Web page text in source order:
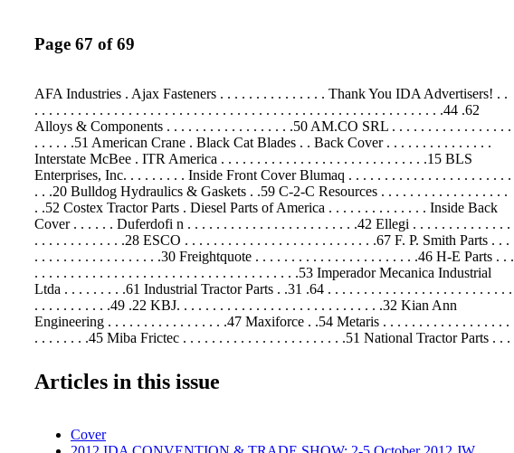
Page 67 of 69
AFA Industries . Ajax Fasteners . . . . . . . . . . . . . . . Thank You IDA Advertisers! . .
. . . . . . . . . . . . . . . . . . . . . . . . . . . . . . . . . . . . . . . . . . . . . . . . . . . . . . . . .44 .62
Alloys & Components . . . . . . . . . . . . . . . . . .50 AM.CO SRL . . . . . . . . . . . . . . . . .
. . . . . .51 American Crane . Black Cat Blades . . Back Cover . . . . . . . . . . . . . . .
Interstate McBee . ITR America . . . . . . . . . . . . . . . . . . . . . . . . . . . . .15 BLS
Enterprises, Inc. . . . . . . . . Inside Front Cover Blumaq . . . . . . . . . . . . . . . . . . . . . . .
. . .20 Bulldog Hydraulics & Gaskets . .59 C-2-C Resources . . . . . . . . . . . . . . . . . .
. .52 Costex Tractor Parts . Diesel Parts of America . . . . . . . . . . . . . . Inside Back
Cover . . . . . . Duferdofi n . . . . . . . . . . . . . . . . . . . . . . . .42 Ellegi . . . . . . . . . . . . . .
. . . . . . . . . . . . .28 ESCO . . . . . . . . . . . . . . . . . . . . . . . . . . .67 F. P. Smith Parts . . .
. . . . . . . . . . . . . . . . . .30 Freightquote . . . . . . . . . . . . . . . . . . . . . . .46 H-E Parts . . .
. . . . . . . . . . . . . . . . . . . . . . . . . . . . . . . . . . . . .53 Imperador Mecanica Industrial
Ltda . . . . . . . . .61 Industrial Tractor Parts . .31 .64 . . . . . . . . . . . . . . . . . . . . . . . . . .
. . . . . . . . . . .49 .22 KBJ. . . . . . . . . . . . . . . . . . . . . . . . . . . . .32 Kian Ann
Engineering . . . . . . . . . . . . . . . . .47 Maxiforce . .54 Metaris . . . . . . . . . . . . . . . . . .
. . . . . . . .45 Miba Frictec . . . . . . . . . . . . . . . . . . . . . . .51 National Tractor Parts . . .
Engineering Services . . . . . . . . . . . . . . . 11 Rock and Dirt . . . . . . . . . . . . . . . . . . . .
. .58 Rotomaster . . . . . . Schaefer Enterprises . Superior Tire & Rubber . . . . . . . . . .
. . . . . . . .34-37 Triumphal Group. . . . . . . . . . . . . . . . . . . . . . 40 USCO SPA /
Articles in this issue
Cover